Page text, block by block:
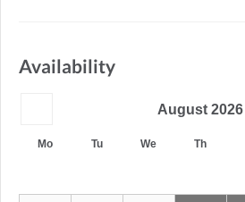
Availability
August 2026
Mo Tu We Th